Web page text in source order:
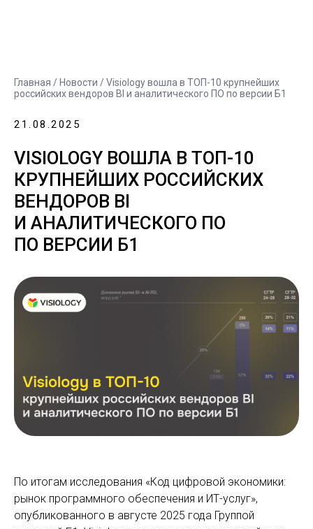
Главная / Новости / Visiology вошла в ТОП-10 крупнейших
российских вендоров BI и аналитического ПО по версии Б1
21.08.2025
VISIOLOGY ВОШЛА В ТОП-10
КРУПНЕЙШИХ РОССИЙСКИХ
ВЕНДОРОВ BI
И АНАЛИТИЧЕСКОГО ПО
ПО ВЕРСИИ Б1
По итогам исследования «Код цифровой экономики:
рынок программного обеспечения и ИТ-услуг»,
опубликованного в августе 2025 года Группой